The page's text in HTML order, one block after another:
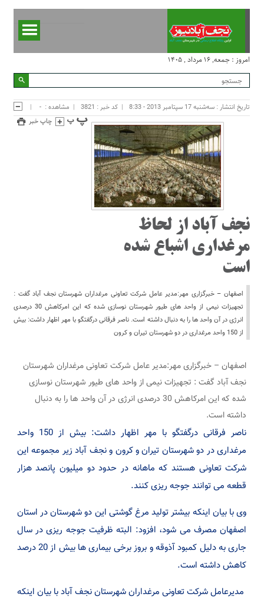
امروز : جمعه, ۱۶ مرداد , ۱۴۰۵
تاریخ انتشار : سه‌شنبه 17 سپتامبر 2013 - 8:33 کد خبر : 3821 مشاهده : -
چاپ خبر
نجف آباد از لحاظ
مرغداری اشباع شده
است
اصفهان – خبرگزاری مهر:مدیر عامل شرکت تعاونی مرغداران شهرستان نجف آباد گفت :
تجهیزات نیمی از واحد های طیور شهرستان نوسازی شده که این امرکاهش 30 درصدی
انرژی در آن واحد ها را به دنبال داشته است. ناصر فرقانی درگفتگو با مهر اظهار داشت: بیش
از 150 واحد مرغداری در دو شهرستان تیران و کرون
اصفهان – خبرگزاری مهر:مدیر عامل شرکت تعاونی مرغداران شهرستان
نجف آباد گفت : تجهیزات نیمی از واحد های طیور شهرستان نوسازی
شده که این امرکاهش 30 درصدی انرژی در آن واحد ها را به دنبال
داشته است.
ناصر فرقانی درگفتگو با مهر اظهار داشت: بیش از 150 واحد
مرغداری در دو شهرستان تیران و کرون و نجف آباد زیر مجموعه این
شرکت تعاونی هستند که ماهانه در حدود دو میلیون پانصد هزار
قطعه می توانند جوجه ریزی کنند.
وی با بیان اینکه بیشتر تولید مرغ گوشتی این دو شهرستان در استان
اصفهان مصرف می شود، افزود: البته ظرفیت جوجه ریزی در سال
جاری به دلیل کمبود آذوقه و بروز برخی بیماری ها بیش از 20 درصد
کاهش داشته است.
مدیرعامل شرکت تعاونی مرغداران شهرستان نجف آباد با بیان اینکه